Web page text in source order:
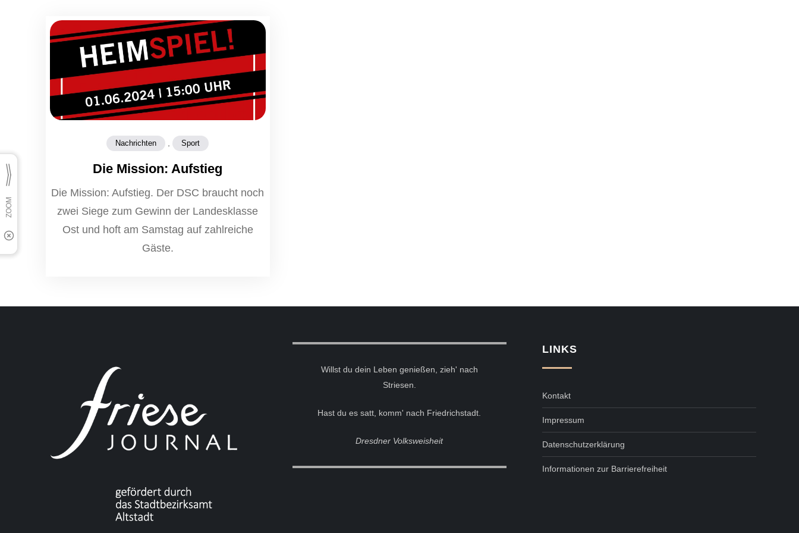
Nachrichten , Sport
Die Mission: Aufstieg
Die Mission: Aufstieg. Der DSC braucht noch
zwei Siege zum Gewinn der Landesklasse
Ost und hoft am Samstag auf zahlreiche
Gäste.
Willst du dein Leben genießen, zieh' nach
Striesen.
Hast du es satt, komm' nach Friedrichstadt.
Dresdner Volksweisheit
LINKS
Kontakt
Impressum
Datenschutzerklärung
Informationen zur Barrierefreiheit